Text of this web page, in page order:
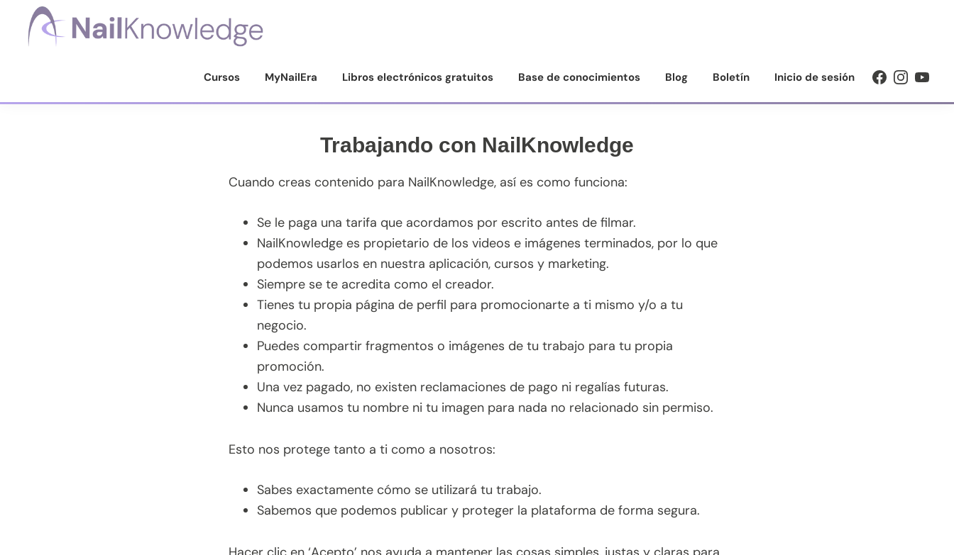
Saltar
Saltar
contenido
Saltar
Cursos MyNailEra Libros electrónicos gratuitos Base de conocimientos Blog Boletín Inicio de sesión
Trabajando con NailKnowledge
Cuando creas contenido para NailKnowledge, así es como funciona:
Se le paga una tarifa que acordamos por escrito antes de filmar.
NailKnowledge es propietario de los videos e imágenes terminados, por lo que
podemos usarlos en nuestra aplicación, cursos y marketing.
Siempre se te acredita como el creador.
Tienes tu propia página de perfil para promocionarte a ti mismo y/o a tu
negocio.
Puedes compartir fragmentos o imágenes de tu trabajo para tu propia
promoción.
Una vez pagado, no existen reclamaciones de pago ni regalías futuras.
Nunca usamos tu nombre ni tu imagen para nada no relacionado sin permiso.
Esto nos protege tanto a ti como a nosotros:
Sabes exactamente cómo se utilizará tu trabajo.
Sabemos que podemos publicar y proteger la plataforma de forma segura.